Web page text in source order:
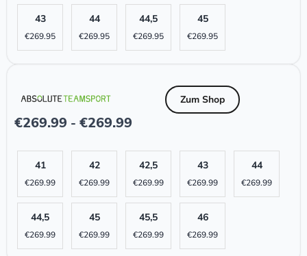
43
€269.95
44
€269.95
44,5
€269.95
45
€269.95
€269.99 - €269.99
Zum Shop
41
€269.99
42
€269.99
42,5
€269.99
43
€269.99
44
€269.99
44,5
€269.99
45
€269.99
45,5
€269.99
46
€269.99